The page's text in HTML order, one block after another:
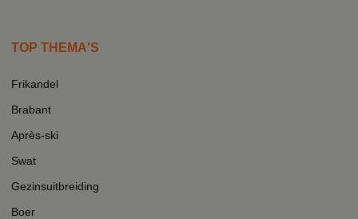
TOP THEMA'S
Frikandel
Brabant
Après-ski
Swat
Gezinsuitbreiding
Boer